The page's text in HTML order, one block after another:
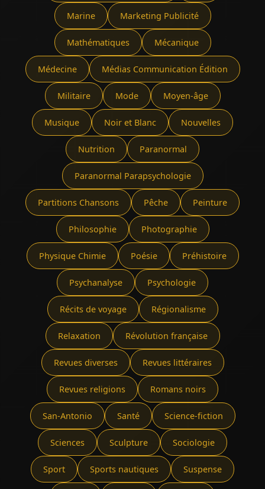
Marine Marketing Publicité
Mathématiques Mécanique
Médecine Médias Communication Édition
Militaire Mode Moyen-âge
Musique Noir et Blanc Nouvelles
Nutrition Paranormal
Paranormal Parapsychologie
Partitions Chansons Pêche Peinture
Philosophie Photographie
Physique Chimie Poésie Préhistoire
Psychanalyse Psychologie
Récits de voyage Régionalisme
Relaxation Révolution française
Revues diverses Revues littéraires
Revues religions Romans noirs
San-Antonio Santé Science-fiction
Sciences Sculpture Sociologie
Sport Sports nautiques Suspense